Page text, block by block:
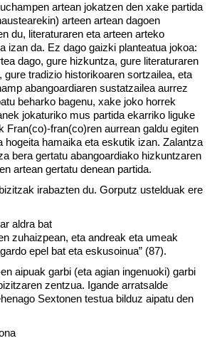
artean jokatzen den xake partida
arteen artean dagoen
du, literaturaren eta arteen arteko
izan da. Ez dago gaizki planteatua jokoa:
dago, gure hizkuntza, gure literaturaren
gure tradizio historikoaren sortzailea, eta
abangoardiaren sustatzailea aurrez
beharko bagenu, xake joko horrek
jokaturiko mus partida ekarriko liguke
Fran(co)-fran(co)ren aurrean galdu egiten
hogeita hamaika eta eskutik izan. Zalantza
bera gertatu abangoardiako hizkuntzaren
artean gertatu denean partida.
irabazten du. Gorputz ustelduak ere
aldra bat
zuhaizpean, eta andreak eta umeak
epel bat eta eskusoinua” (87).
aipuak garbi (eta agian ingenuoki) garbi
zentzua. Igande arratsalde
Sextonen testua bilduz aipatu den